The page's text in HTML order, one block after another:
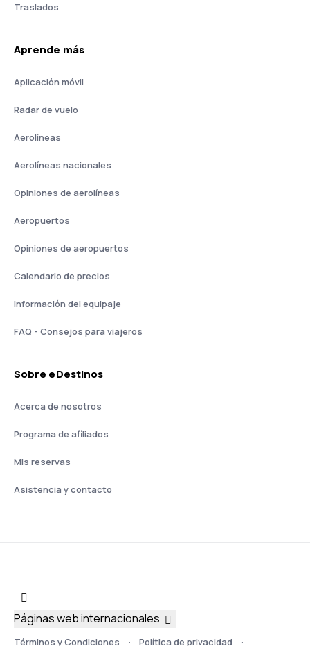
Traslados
Aprende más
Aplicación móvil
Radar de vuelo
Aerolíneas
Aerolíneas nacionales
Opiniones de aerolíneas
Aeropuertos
Opiniones de aeropuertos
Calendario de precios
Información del equipaje
FAQ - Consejos para viajeros
Sobre eDestinos
Acerca de nosotros
Programa de afiliados
Mis reservas
Asistencia y contacto
Términos y Condiciones Política de privacidad
Páginas web internacionales